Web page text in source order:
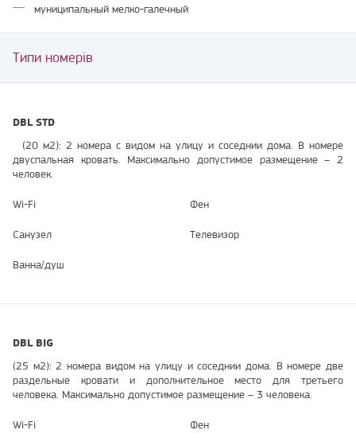
муниципальный мелко-галечный
Типи номерів
DBL STD
(20 м2): 2 номера с видом на улицу и соседнии дома. В номере
двуспальная кровать. Максимально допустимое размещение – 2
человек.
Wi-Fi Фен
Санузел Телевизор
Ванна/душ
DBL BIG
(25 м2): 2 номера видом на улицу и соседнии дома. В номере две
раздельные кровати и дополнительное место для третьего
человека. Максимально допустимое размещение – 3 человека.
Wi-Fi Фен